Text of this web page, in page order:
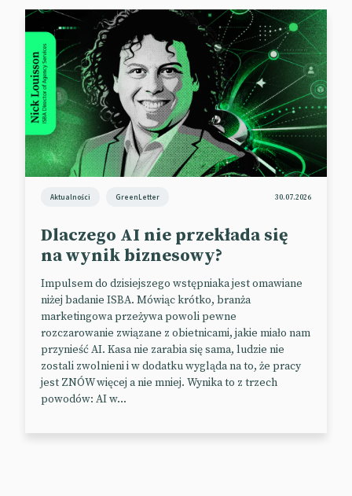
awaryjnego” wyłączającego ich potężne modele
sztucznej inteligencji.
Kalifornijska legislatura rozważa propozycje
wprowadzenia nowych ograniczeń dla działających
w stanie firm technologicznych, w tym trzech
największych start-upów AI, OpenAI, Anthropic i
Cohere, a także dużych modeli językowych
prowadzonych przez firmy Big Tech, takie jak Meta.
Ustawa przyjęta przez Senat w zeszłym miesiącu i
poddana pod głosowanie w sierpniu wymaga od
Kalifornii zagwarantowania, że nie będą
opracowywać modeli o „niebezpiecznych
zagadnień takich jak tworzenie broni biologicznej
lub nuklearnej czy też wspomaganie ataków
cybernetycznych.
Zgodnie z proponowaną ustawą o bezpiecznych
innowacjach w zakresie pionierskich systemów
sztucznej inteligencji programiści będą musieli
bezpieczeństwa i wprowadzić tak zwany wyłącznik
Aktualności GreenLetter 30.07.2026
Dlaczego AI nie przekłada się
na wynik biznesowy?
Impulsem do dzisiejszego wstępniaka jest omawiane
niżej badanie ISBA. Mówiąc krótko, branża
marketingowa przeżywa powoli pewne
rozczarowanie związane z obietnicami, jakie miało nam
przynieść AI. Kasa nie zarabia się sama, ludzie nie
zostali zwolnieni i w dodatku wygląda na to, że pracy
jest ZNÓW więcej a nie mniej. Wynika to z trzech
powodów: AI w...